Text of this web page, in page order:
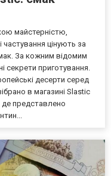
майстерністю,
цінують за
За кожним відомим
секрети приготування.
десерти серед
в магазині Slastic
представлено